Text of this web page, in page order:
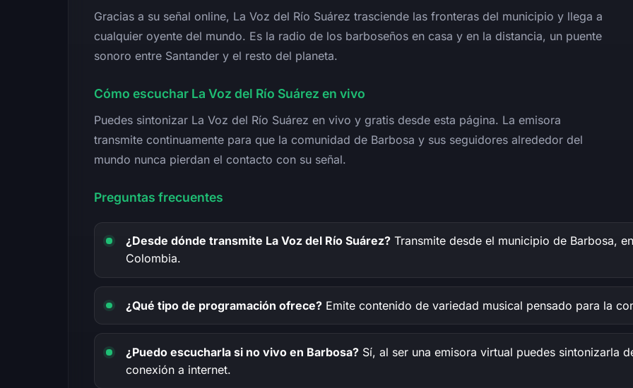
Gracias a su señal online, La Voz del Río Suárez trasciende las fronteras del municipio y llega a
cualquier oyente del mundo. Es la radio de los barboseños en casa y en la distancia, un puente
sonoro entre Santander y el resto del planeta.
Cómo escuchar La Voz del Río Suárez en vivo
Puedes sintonizar La Voz del Río Suárez en vivo y gratis desde esta página. La emisora
transmite continuamente para que la comunidad de Barbosa y sus seguidores alrededor del
mundo nunca pierdan el contacto con su señal.
Preguntas frecuentes
¿Desde dónde transmite La Voz del Río Suárez? Transmite desde el municipio de Barbosa,
Colombia.
¿Qué tipo de programación ofrece? Emite contenido de variedad musical pensado para la
¿Puedo escucharla si no vivo en Barbosa? Sí, al ser una emisora virtual puedes sintonizarla
conexión a internet.